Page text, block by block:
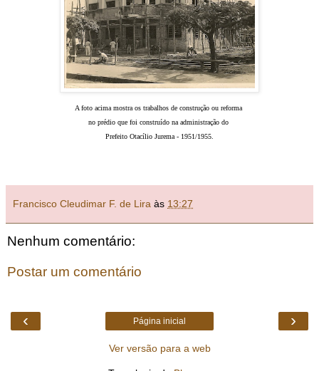
A foto acima mostra os trabalhos de construção ou reforma
no prédio que foi construído na administração do
Prefeito Otacílio Jurema - 1951/1955.
Francisco Cleudimar F. de Lira às 13:27
Nenhum comentário:
Postar um comentário
‹ ›
Página inicial
Ver versão para a web